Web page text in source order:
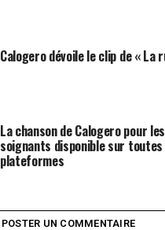
Calogero dévoile le clip de « La
La chanson de Calogero pour
soignants disponible sur
plateformes
POSTER UN COMMENTAIRE